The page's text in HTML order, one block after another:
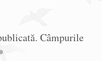
Câmpurile